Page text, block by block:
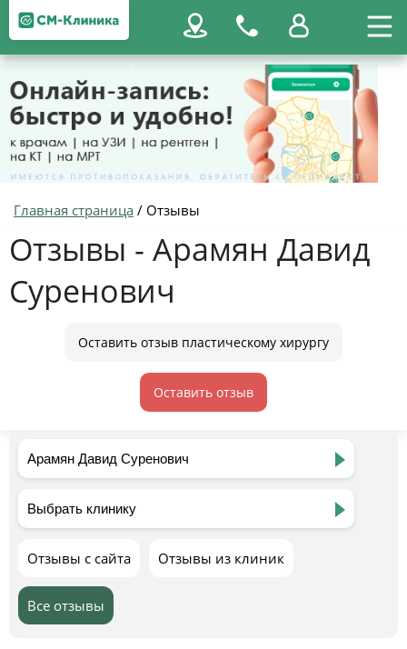
Главная страница / Отзывы
Отзывы - Арамян Давид
Суренович
Оставить отзыв пластическому хирургу
Оставить отзыв
Отзывы с сайта Отзывы из клиник
Все отзывы